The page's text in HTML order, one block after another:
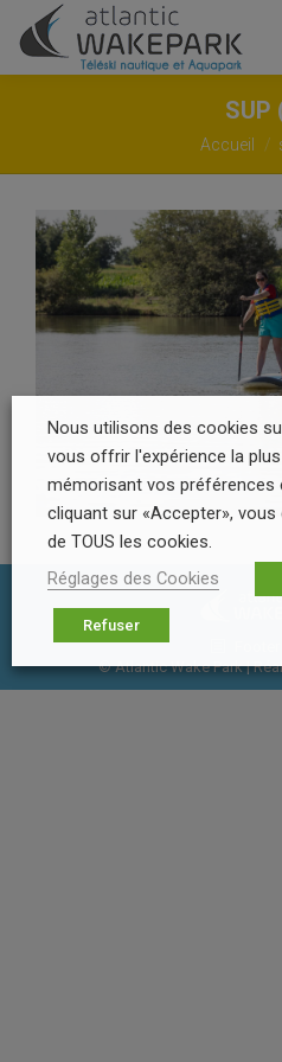
SUP
Vous
Accueil
© Atlantic Wake Park |
Nous utilisons des cookies
vous offrir l'expérience la
mémorisant vos préférences
cliquant sur «Accepter»,
de TOUS les cookies.
Réglages des Cookies
Refuser